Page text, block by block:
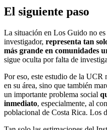
El siguiente paso
La situación en Los Guido no
investigador, representa tan
más grande en comunidades
sigue oculta por falta de
Por eso, este estudio de la
en su área, sino que también
un importante problema social
inmediato, especialmente, al
poblacional de Costa Rica. Los